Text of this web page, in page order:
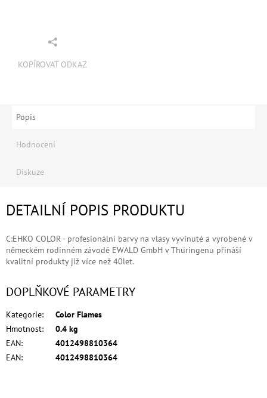
KOPÍROVAT ODKAZ
Popis
Hodnocení
Diskuze
DETAILNÍ POPIS PRODUKTU
C:EHKO COLOR - profesionální barvy na vlasy vyvinuté a vyrobené v
německém rodinném závodě EWALD GmbH v Thüringenu přináší
kvalitní produkty již více než 40let.
DOPLŇKOVÉ PARAMETRY
Kategorie:
Color Flames
Hmotnost:
0.4 kg
EAN:
4012498810364
EAN: 4012498810364